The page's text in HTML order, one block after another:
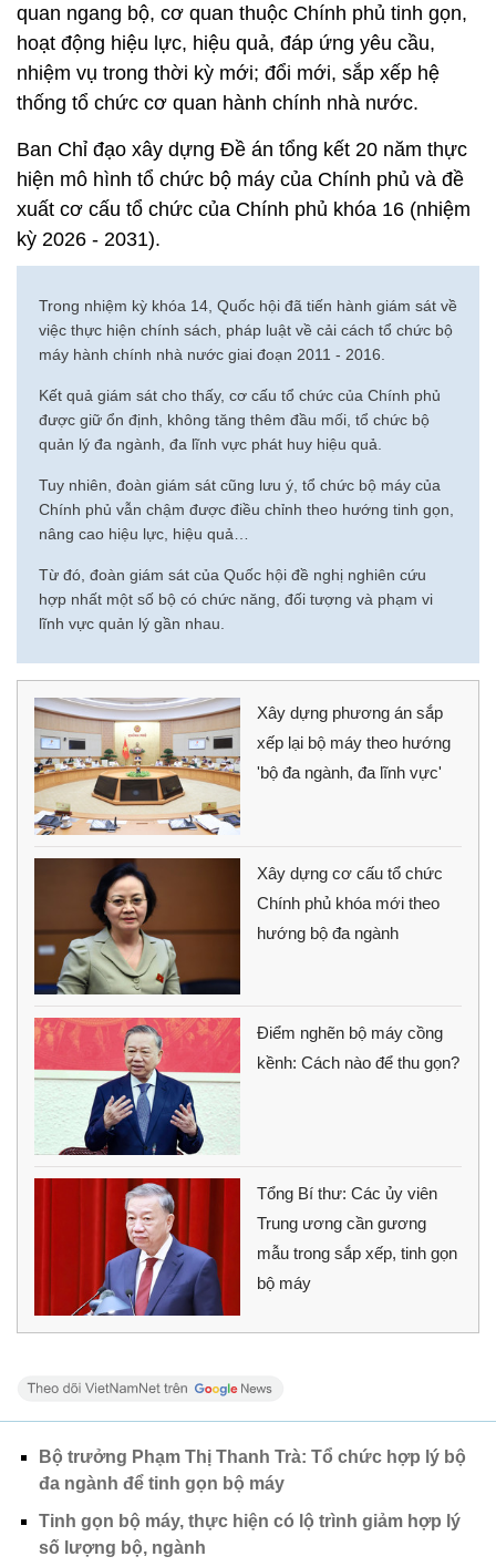
quan ngang bộ, cơ quan thuộc Chính phủ tinh gọn,
hoạt động hiệu lực, hiệu quả, đáp ứng yêu cầu,
nhiệm vụ trong thời kỳ mới; đổi mới, sắp xếp hệ
thống tổ chức cơ quan hành chính nhà nước.
Ban Chỉ đạo xây dựng Đề án tổng kết 20 năm thực
hiện mô hình tổ chức bộ máy của Chính phủ và đề
xuất cơ cấu tổ chức của Chính phủ khóa 16 (nhiệm
kỳ 2026 - 2031).
Trong nhiệm kỳ khóa 14, Quốc hội đã tiến hành giám sát về
việc thực hiện chính sách, pháp luật về cải cách tổ chức bộ
máy hành chính nhà nước giai đoạn 2011 - 2016.
Kết quả giám sát cho thấy, cơ cấu tổ chức của Chính phủ
được giữ ổn định, không tăng thêm đầu mối, tổ chức bộ
quản lý đa ngành, đa lĩnh vực phát huy hiệu quả.
Tuy nhiên, đoàn giám sát cũng lưu ý, tổ chức bộ máy của
Chính phủ vẫn chậm được điều chỉnh theo hướng tinh gọn,
nâng cao hiệu lực, hiệu quả…
Từ đó, đoàn giám sát của Quốc hội đề nghị nghiên cứu
hợp nhất một số bộ có chức năng, đối tượng và phạm vi
lĩnh vực quản lý gần nhau.
Xây dựng phương án sắp
xếp lại bộ máy theo hướng
'bộ đa ngành, đa lĩnh vực'
Xây dựng cơ cấu tổ chức
Chính phủ khóa mới theo
hướng bộ đa ngành
Điểm nghẽn bộ máy cồng
kềnh: Cách nào để thu gọn?
Tổng Bí thư: Các ủy viên
Trung ương cần gương
mẫu trong sắp xếp, tinh gọn
bộ máy
Bộ trưởng Phạm Thị Thanh Trà: Tổ chức hợp lý bộ
đa ngành để tinh gọn bộ máy
Tinh gọn bộ máy, thực hiện có lộ trình giảm hợp lý
số lượng bộ, ngành